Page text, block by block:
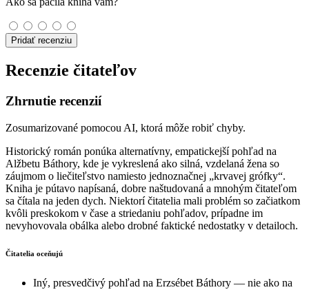
Pridať recenziu
Recenzie čitateľov
Zhrnutie recenzií
Zosumarizované pomocou AI, ktorá môže robiť chyby.
Historický román ponúka alternatívny, empatickejší pohľad na
Alžbetu Báthory, kde je vykreslená ako silná, vzdelaná žena so
záujmom o liečiteľstvo namiesto jednoznačnej „krvavej grófky“.
Kniha je pútavo napísaná, dobre naštudovaná a mnohým čitateľom
sa čítala na jeden dych. Niektorí čitatelia mali problém so začiatkom
kvôli preskokom v čase a striedaniu pohľadov, prípadne im
nevyhovovala obálka alebo drobné faktické nedostatky v detailoch.
Čitatelia oceňujú
Iný, presvedčivý pohľad na Erzsébet Báthory — nie ako na